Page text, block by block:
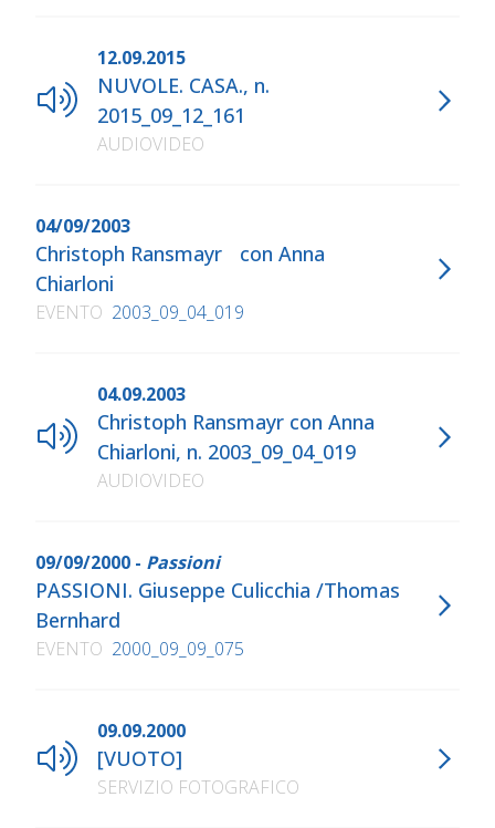
12.09.2015
NUVOLE. CASA., n.
2015_09_12_161
AUDIOVIDEO
04/09/2003
Christoph Ransmayr con Anna
Chiarloni
EVENTO 2003_09_04_019
04.09.2003
Christoph Ransmayr con Anna
Chiarloni, n. 2003_09_04_019
AUDIOVIDEO
09/09/2000 - Passioni
PASSIONI. Giuseppe Culicchia /Thomas
Bernhard
EVENTO 2000_09_09_075
09.09.2000
[VUOTO]
SERVIZIO FOTOGRAFICO